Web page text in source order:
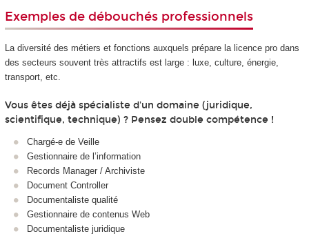
Exemples de débouchés professionnels
La diversité des métiers et fonctions auxquels prépare la licence pro dans
des secteurs souvent très attractifs est large : luxe, culture, énergie,
transport, etc.
Vous êtes déjà spécialiste d'un domaine (juridique,
scientifique, technique) ? Pensez double compétence !
Chargé‑e de Veille
Gestionnaire de l’information
Records Manager / Archiviste
Document Controller
Documentaliste qualité
Gestionnaire de contenus Web
Documentaliste juridique